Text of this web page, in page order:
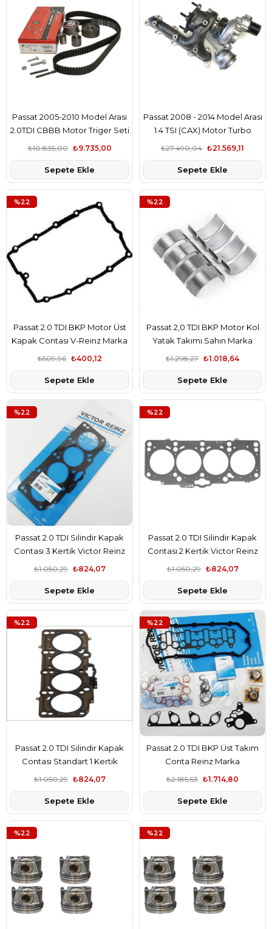
Passat 2005-2010 Model Arası
2.0TDI CBBB Motor Triger Seti
Gates Marka
₺9.735,00
₺10.835,00
Sepete Ekle
Passat 2008 - 2014 Model Arası
1.4 TSI (CAX) Motor Turbo
Komple BW Marka
₺21.569,11
₺27.490,04
Sepete Ekle
Passat 2.0 TDI BKP Motor Üst
Kapak Contası V-Reınz Marka
₺400,12
₺509,96
Sepete Ekle
%22
Passat 2,0 TDI BKP Motor Kol
Yatak Takımı Sahın Marka
₺1.018,64
₺1.298,27
Sepete Ekle
%22
Passat 2.0 TDI Silindir Kapak
Contası 3 Kertik Victor Reinz
Marka₺824,07
₺1.050,29
Sepete Ekle
%22
Passat 2.0 TDI Silindir Kapak
Contası 2 Kertik Victor Reinz
Marka₺824,07
₺1.050,29
Sepete Ekle
%22
Passat 2.0 TDI Silindir Kapak
Contası Standart 1 Kertik
Victor Reinz Marka
₺824,07
₺1.050,29
Sepete Ekle
%22
Passat 2.0 TDI BKP Üst Takım
Conta Reinz Marka
₺1.714,80
₺2.185,53
Sepete Ekle
%22
%22 %22